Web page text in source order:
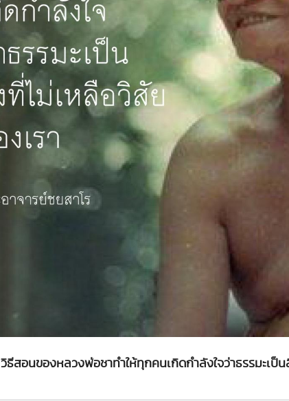
วิธีสอนของหลวงพ่อชาทำให้ทุกคนเกิดกำลังใจว่าธรรมะเป็